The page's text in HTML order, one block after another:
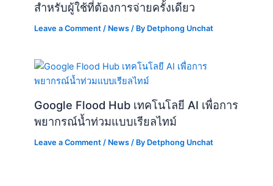
สำหรับผู้ใช้ที่ต้องการจ่ายครั้งเดียว
Leave a Comment / News / By Detphong Unchat
Google Flood Hub เทคโนโลยี AI เพื่อการ
พยากรณ์น้ำท่วมแบบเรียลไทม์
Leave a Comment / News / By Detphong Unchat